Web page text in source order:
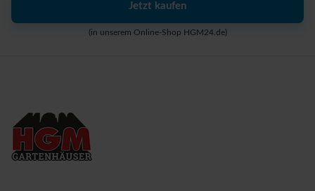
Jetzt kaufen
(in unserem Online-Shop HGM24.de)